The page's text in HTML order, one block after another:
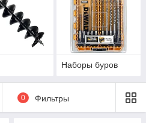
Наборы буров
0 Фильтры